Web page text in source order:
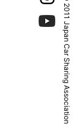
© 2011 Japan Car Sharing Association